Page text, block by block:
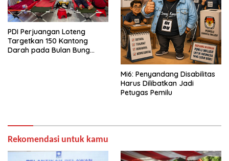
PDI Perjuangan Loteng
Targetkan 150 Kantong
Darah pada Bulan Bung
Mi6: Penyandang Disabilitas
Harus Dilibatkan Jadi
Petugas Pemilu
Rekomendasi untuk kamu